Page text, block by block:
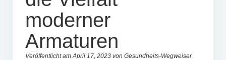
moderner
Armaturen
Veröffentlicht am April 17, 2023 von Gesundheits-Wegweiser